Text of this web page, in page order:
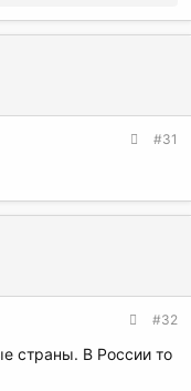
#31
#32
страны. В России то